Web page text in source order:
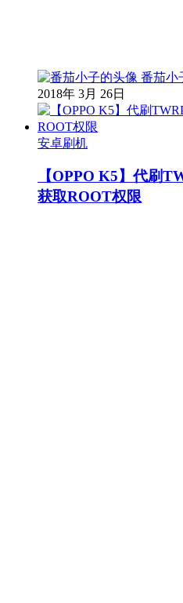
番茄小
2018年 3月 26日
安卓刷机
【OPPO K5】代刷
获取ROOT权限